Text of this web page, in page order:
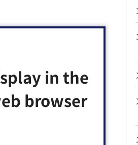
in the
browser